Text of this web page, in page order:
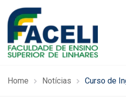
Home Notícias Curso de